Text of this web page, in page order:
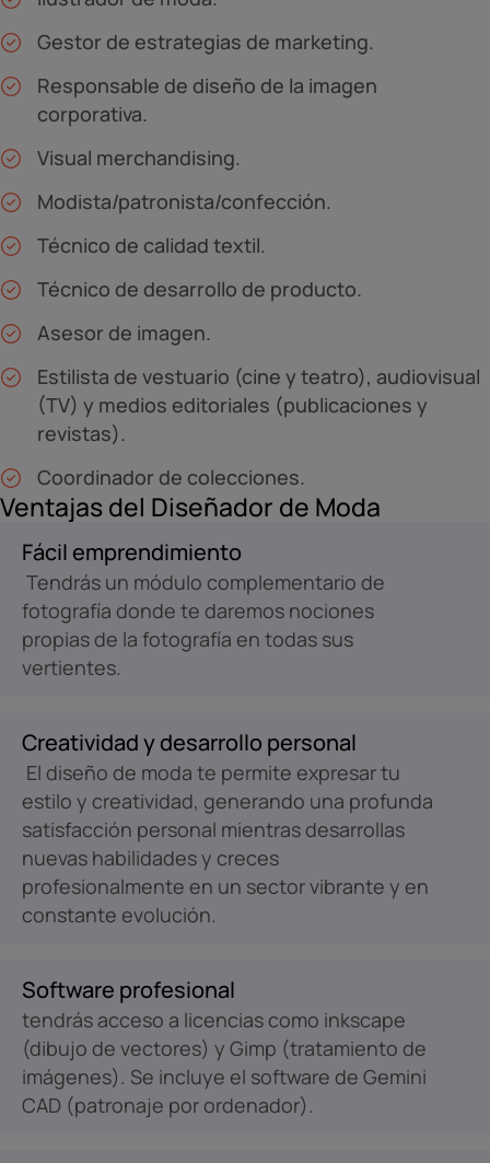
Gestor de estrategias de marketing.
Responsable de diseño de la imagen
corporativa.
Visual merchandising.
Modista/patronista/confección.
Técnico de calidad textil.
Técnico de desarrollo de producto.
Asesor de imagen.
Estilista de vestuario (cine y teatro), audiovisual
(TV) y medios editoriales (publicaciones y
revistas).
Coordinador de colecciones.
Ventajas del Diseñador de Moda
Fácil emprendimiento
Tendrás un módulo complementario de
fotografía donde te daremos nociones
propias de la fotografía en todas sus
vertientes.
Creatividad y desarrollo personal
El diseño de moda te permite expresar tu
estilo y creatividad, generando una profunda
satisfacción personal mientras desarrollas
nuevas habilidades y creces
profesionalmente en un sector vibrante y en
constante evolución.
Software profesional
tendrás acceso a licencias como inkscape
(dibujo de vectores) y Gimp (tratamiento de
imágenes). Se incluye el software de Gemini
CAD (patronaje por ordenador).